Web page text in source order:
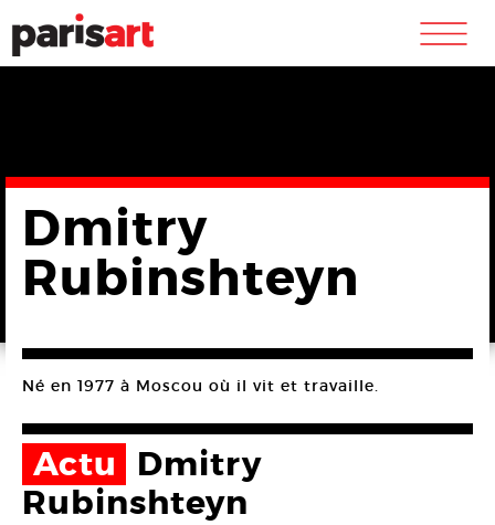
m
Dmitry
Rubinshteyn
Né en 1977 à Moscou où il vit et travaille.
Actu
Dmitry
Rubinshteyn